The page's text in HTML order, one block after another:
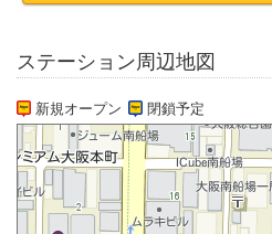
ステーション周辺地図
新規オープン 閉鎖予定